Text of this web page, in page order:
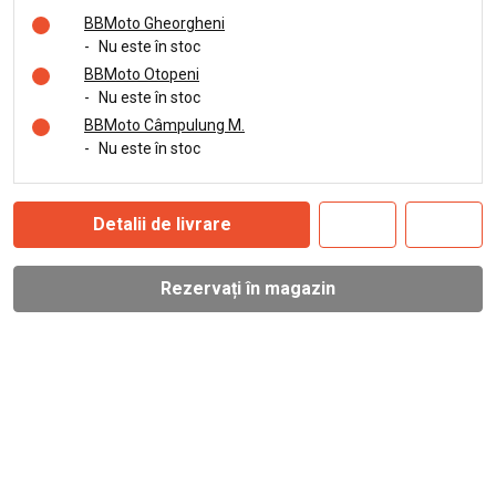
BBMoto Gheorgheni
- Nu este în stoc
BBMoto Otopeni
- Nu este în stoc
BBMoto Câmpulung M.
- Nu este în stoc
Detalii de livrare
Rezervați în magazin